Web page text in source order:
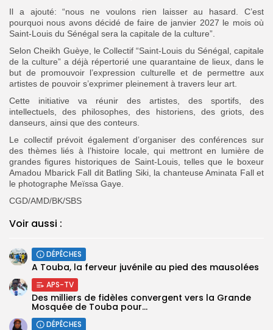
Il a ajouté: “nous ne voulons rien laisser au hasard. C’est
pourquoi nous avons décidé de faire de janvier 2027 le mois où
Saint-Louis du Sénégal sera la capitale de la culture”.
Selon Cheikh Guèye, le Collectif “Saint-Louis du Sénégal, capitale
de la culture” a déjà répertorié une quarantaine de lieux, dans le
but de promouvoir l’expression culturelle et de permettre aux
artistes de pouvoir s’exprimer pleinement à travers leur art.
Cette initiative va réunir des artistes, des sportifs, des
intellectuels, des philosophes, des historiens, des griots, des
danseurs, ainsi que des conteurs.
Le collectif prévoit également d’organiser des conférences sur
des thèmes liés à l’histoire locale, qui mettront en lumière de
grandes figures historiques de Saint-Louis, telles que le boxeur
Amadou Mbarick Fall dit Batling Siki, la chanteuse Aminata Fall et
le photographe Meïssa Gaye.
CGD/AMD/BK/SBS
Voir aussi :
DÉPÊCHES
A Touba, la ferveur juvénile au pied des mausolées
APS-TV
Des milliers de fidèles convergent vers la Grande
Mosquée de Touba pour...
DÉPÊCHES